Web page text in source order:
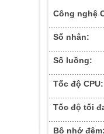
Công nghệ
Số nhân:
Số luồng:
Tốc độ CPU:
Tốc độ tối
Bộ nhớ đệm: